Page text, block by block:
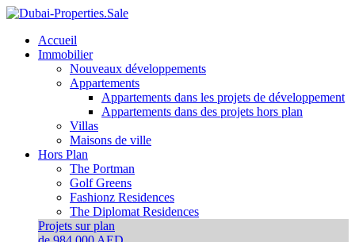
Accueil
Immobilier
Nouveaux développements
Appartements
Appartements dans les projets de développement
Appartements dans des projets hors plan
Villas
Maisons de ville
Hors Plan
The Portman
Golf Greens
Fashionz Residences
The Diplomat Residences
Projets sur plan